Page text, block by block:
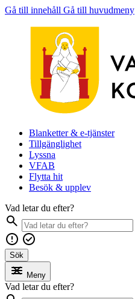
Gå till innehåll Gå till huvudmeny
Blanketter & e-tjänster
Tillgänglighet
Lyssna
VFAB
Flytta hit
Besök & upplev
Vad letar du efter?
Sök
Meny
Vad letar du efter?